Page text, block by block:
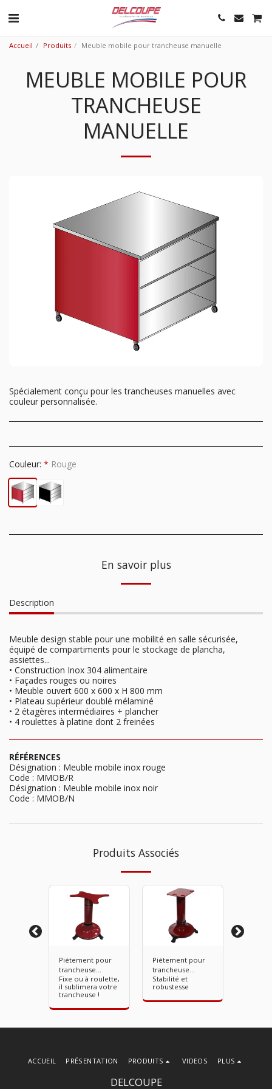
Accueil Produits Meuble mobile pour trancheuse manuelle
MEUBLE MOBILE POUR
TRANCHEUSE
MANUELLE
Spécialement conçu pour les trancheuses manuelles avec
couleur personnalisée.
Couleur: * Rouge
En savoir plus
Description
Meuble design stable pour une mobilité en salle sécurisée,
équipé de compartiments pour le stockage de plancha,
assiettes...
• Construction Inox 304 alimentaire
• Façades rouges ou noires
• Meuble ouvert 600 x 600 x H 800 mm
• Plateau supérieur doublé mélaminé
• 2 étagères intermédiaires + plancher
• 4 roulettes à platine dont 2 freinées
RÉFÉRENCES
Désignation : Meuble mobile inox rouge
Code : MMOB/R
Désignation : Meuble mobile inox noir
Code : MMOB/N
Produits Associés
Piétement pour
trancheuse
manuelle série
315
Fixe ou à roulette,
il sublimera votre
trancheuse !
Piétement pour
trancheuse
manuelle série
CLASSIC
Stabilité et
robustesse
DELCOUPE
ACCUEIL PRÉSENTATION PRODUITS VIDEOS PLUS